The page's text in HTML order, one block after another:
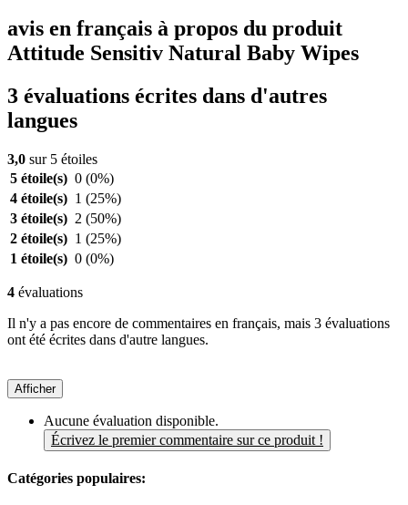
avis en français à propos du produit
Attitude Sensitiv Natural Baby Wipes
3 évaluations écrites dans d'autres
langues
3,0 sur 5 étoiles
5 étoile(s) 0 (0%)
4 étoile(s) 1 (25%)
3 étoile(s) 2 (50%)
2 étoile(s) 1 (25%)
1 étoile(s) 0 (0%)
4 évaluations
Il n'y a pas encore de commentaires en français, mais 3 évaluations
ont été écrites dans d'autre langues.
Afficher
Aucune évaluation disponible.
Écrivez le premier commentaire sur ce produit !
Catégories populaires: